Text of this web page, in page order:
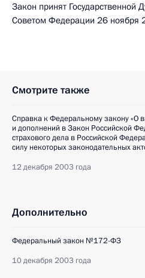
Закон принят Государственной
Советом Федерации 26 ноября
Смотрите также
Справка к Федеральному закону «О
и дополнений в Закон Российской
страхового дела в Российской
силу некоторых законодательных
12 декабря 2003 года
Дополнительно
Федеральный закон №172-ФЗ
10 декабря 2003 года